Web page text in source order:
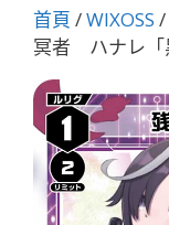
首頁 /WIXOSS /
冥者 ハナレ「